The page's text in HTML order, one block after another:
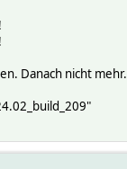
Danach nicht mehr.